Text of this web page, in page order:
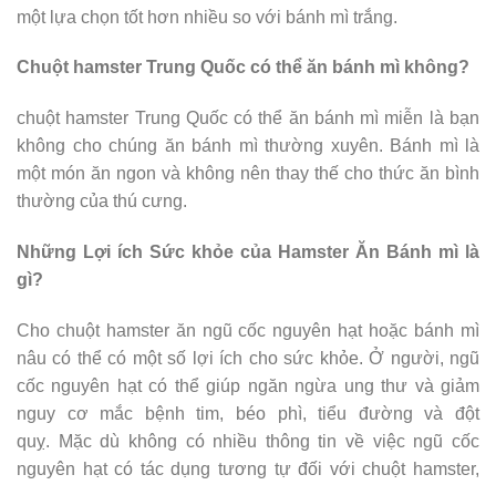
một lựa chọn tốt hơn nhiều so với bánh mì trắng.
Chuột hamster Trung Quốc có thể ăn bánh mì không?
chuột hamster Trung Quốc có thể ăn bánh mì miễn là bạn
không cho chúng ăn bánh mì thường xuyên. Bánh mì là
một món ăn ngon và không nên thay thế cho thức ăn bình
thường của thú cưng.
Những Lợi ích Sức khỏe của Hamster Ăn Bánh mì là
gì?
Cho chuột hamster ăn ngũ cốc nguyên hạt hoặc bánh mì
nâu có thể có một số lợi ích cho sức khỏe. Ở người, ngũ
cốc nguyên hạt có thể giúp ngăn ngừa ung thư và giảm
nguy cơ mắc bệnh tim, béo phì, tiểu đường và đột
quỵ. Mặc dù không có nhiều thông tin về việc ngũ cốc
nguyên hạt có tác dụng tương tự đối với chuột hamster,